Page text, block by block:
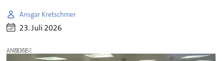
Ansgar Kretschmer
23. Juli 2026
ANZEIGE